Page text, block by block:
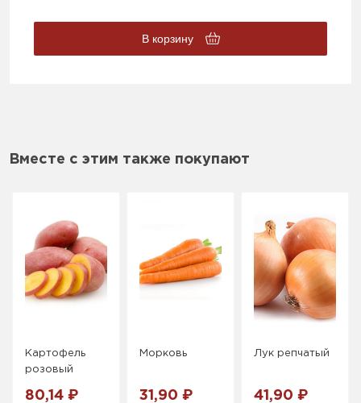
В корзину
Вместе с этим также покупают
Картофель
розовый
80,14 ₽
Морковь
31,90 ₽
Лук репчатый
41,90 ₽